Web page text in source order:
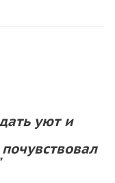
уют и